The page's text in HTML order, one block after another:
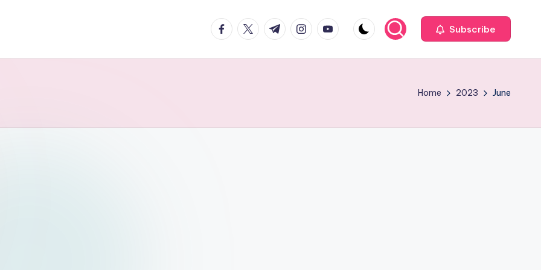
facebook.com
twitter.com
t.me instagram.com
youtube.com Subscribe
Home 2023 June